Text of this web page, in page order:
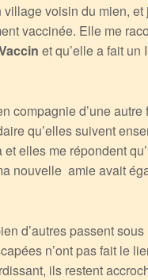
voisin du mien,
vaccinée. Elle me
et qu’elle a fait un
compagnie d’une autre
qu’elles suivent
elles me répondent
nouvelle amie avait
d’autres passent
n’ont pas fait le
ils restent